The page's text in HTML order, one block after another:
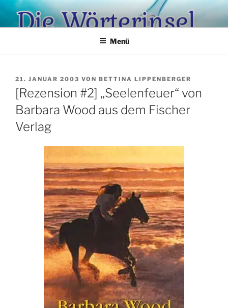
Zum
Inhalt
springen
Menü
VERÖFFENTLICHT
AM
21. JANUAR 2003 VON BETTINA LIPPENBERGER
[Rezension #2] „Seelenfeuer“ von
Barbara Wood aus dem Fischer
Verlag